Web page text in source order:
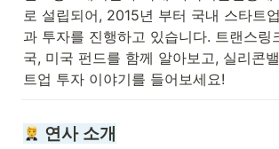
로 설립되어, 2015년 부터 국내 스타트
과 투자를 진행하고 있습니다. 트랜스링
국, 미국 펀드를 함께 알아보고, 실리콘
트업 투자 이야기를 들어보세요!
연사 소개